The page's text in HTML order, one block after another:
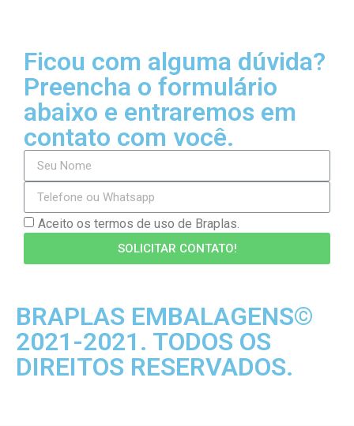
Ficou com alguma dúvida?
Preencha o formulário
abaixo e entraremos em
contato com você.
Aceito os termos de uso de Braplas.
SOLICITAR CONTATO!
BRAPLAS EMBALAGENS©
2021-2021. TODOS OS
DIREITOS RESERVADOS.